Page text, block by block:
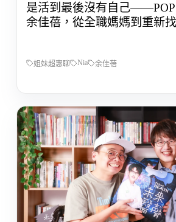
是活到最後沒有自己——POP
余佳蓓，從全職媽媽到重新
姐妹超惠聊 Nia 余佳蓓